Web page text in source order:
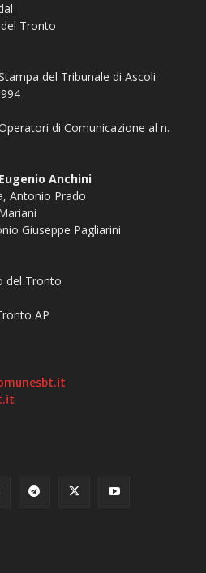
Tronto
del Tribunale di Ascoli
di Comunicazione al n.
Anchini
Antonio Prado
Giuseppe Pagliarini
del Tronto
AP